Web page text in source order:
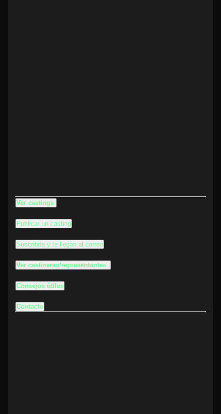
Ver castings
Publicar un casting
Suscribite y te llegan al correo
Ver castineras/representantes
Consejos útiles
Contacto